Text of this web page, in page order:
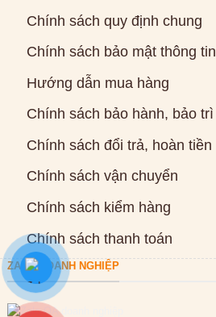
Chính sách quy định chung
Chính sách bảo mật thông tin
Hướng dẫn mua hàng
Chính sách bảo hành, bảo trì
Chính sách đổi trả, hoàn tiền
Chính sách vận chuyển
Chính sách kiểm hàng
Chính sách thanh toán
ZALO DOANH NGHIỆP